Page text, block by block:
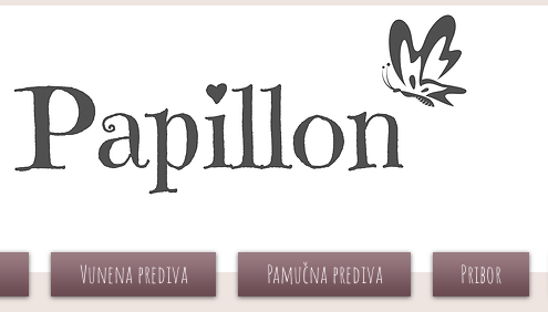
Vunena prediva Pamučna prediva Pribor